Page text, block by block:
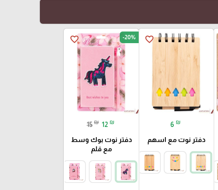
favorite_border
6 ₪
دفتر نوت مع اسهم
favorite_border -20%
15 ₪ 12 ₪
دفتر نوت بوك وسط
مع قلم